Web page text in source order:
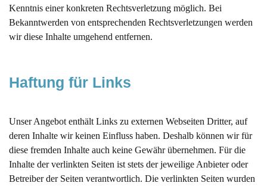
Kenntnis einer konkreten Rechtsverletzung möglich. Bei
Bekanntwerden von entsprechenden Rechtsverletzungen werden
wir diese Inhalte umgehend entfernen.
Haftung für Links
Unser Angebot enthält Links zu externen Webseiten Dritter, auf
deren Inhalte wir keinen Einfluss haben. Deshalb können wir für
diese fremden Inhalte auch keine Gewähr übernehmen. Für die
Inhalte der verlinkten Seiten ist stets der jeweilige Anbieter oder
Betreiber der Seiten verantwortlich. Die verlinkten Seiten wurden